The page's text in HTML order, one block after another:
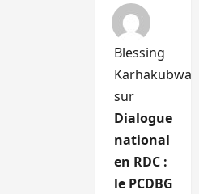
Blessing
Karhakubwa
sur
Dialogue
national
en RDC :
le PCDBG